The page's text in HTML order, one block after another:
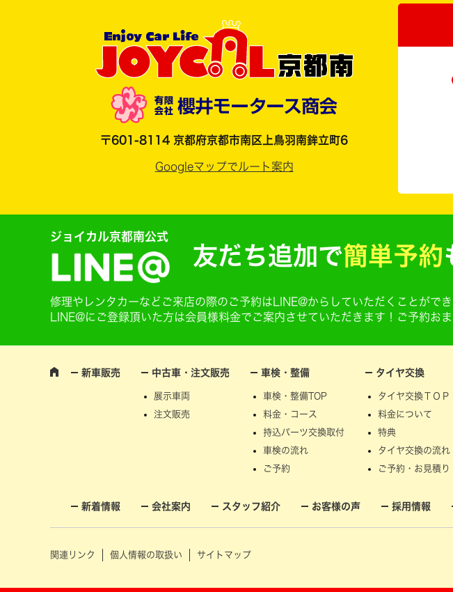
〒601-8114 京都府京都市南区上鳥羽南鉾立町6
Googleマップでルート案内
ジョイカル京都南公式
友だち追加で簡単予約
修理やレンタカーなどご来店の際のご予約はLINE@からしていただくことができ
LINE@にご登録頂いた方は会員様料金でご案内させていただきます！ご予約おま
新車販売 中古車・注文販売
展示車両
注文販売
車検・整備
車検・整備TOP
料金・コース
持込パーツ交換取付
車検の流れ
ご予約
タイヤ交換
タイヤ交換ＴＯＰ
料金について
特典
タイヤ交換の流れ
ご予約・お見積り
新着情報 会社案内 スタッフ紹介 お客様の声 採用情報
関連リンク 個人情報の取扱い サイトマップ